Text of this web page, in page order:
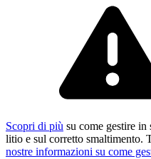
Scopri di più su come gestire
litio e sul corretto smaltimento.
nostre informazioni su come